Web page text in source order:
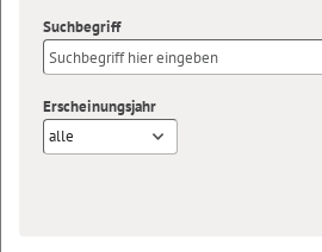
Suchbegriff
Erscheinungsjahr
alle